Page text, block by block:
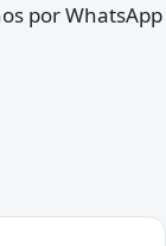
por WhatsApp